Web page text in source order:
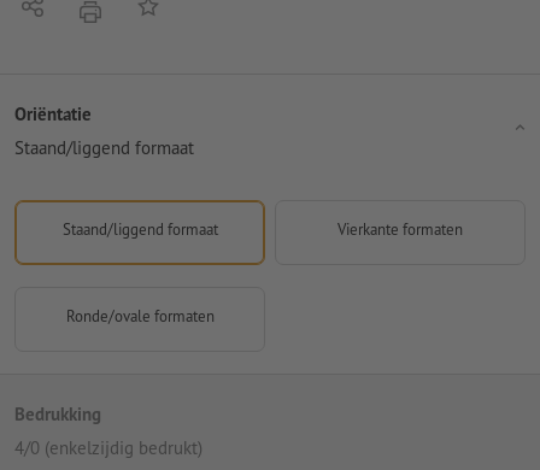
Delen afdrukkenOp de lijst
Oriëntatie
Staand/liggend formaat
Staand/liggend formaat Vierkante formaten
Ronde/ovale formaten
Bedrukking
4/0 (enkelzijdig bedrukt)